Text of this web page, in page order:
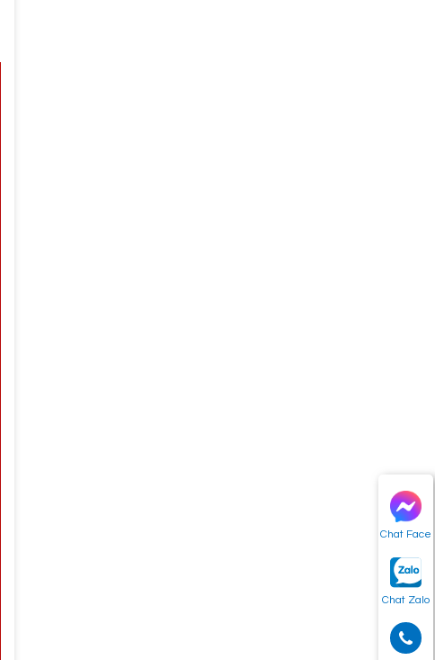
Chat Face
Chat Zalo